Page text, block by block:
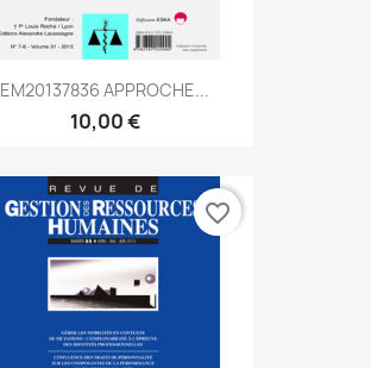
EM20137836 APPROCHE...
10,00 €
favorite_border